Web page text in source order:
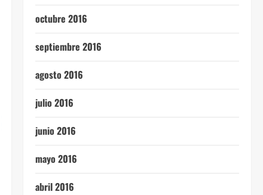
octubre 2016
septiembre 2016
agosto 2016
julio 2016
junio 2016
mayo 2016
abril 2016